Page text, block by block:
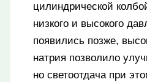
цилиндрической
низкого и высокого
появились позже,
натрия позволило
но светоотдача при